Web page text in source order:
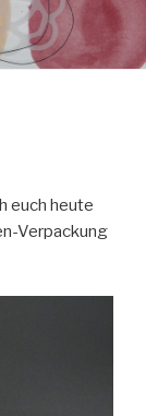
euch heute
Verpackung